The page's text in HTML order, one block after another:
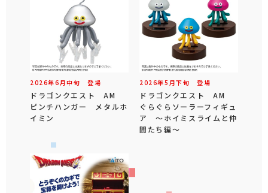
2026年6 月中旬 登場
ドラゴンクエスト AM
ピンチハンガー メタルホ
イミン
2026年5 月下旬 登場
ドラゴンクエスト AM
ぐらぐらソーラーフィギュ
ア ～ホイミスライムと仲
間たち編～